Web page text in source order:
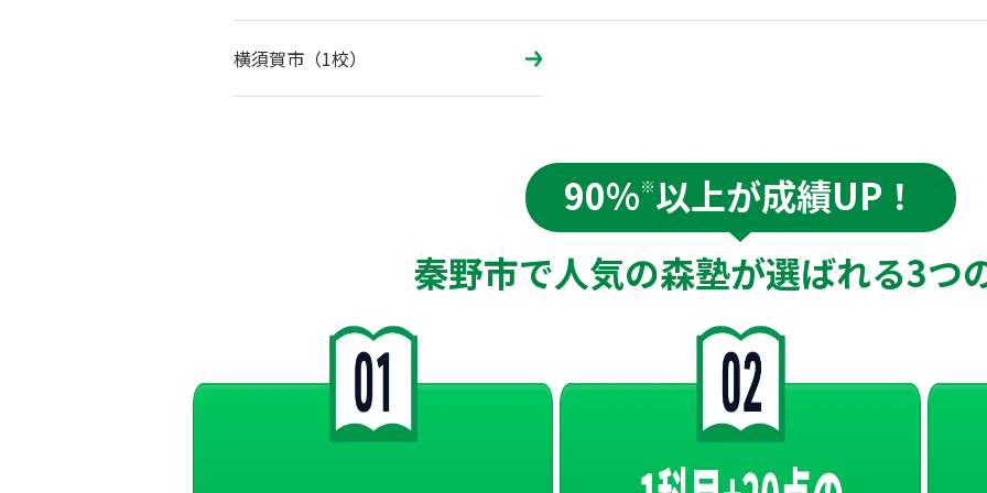
横須賀市（1校）
90%※以上が成績UP！
秦野市で人気の森塾が選ばれる3つ